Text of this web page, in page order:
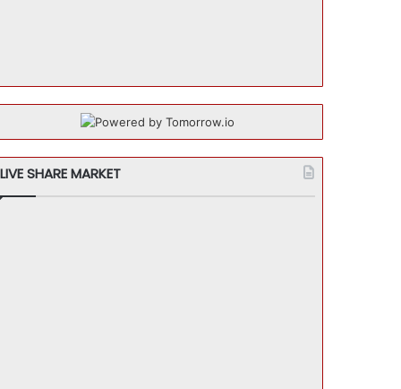
LIVE SHARE MARKET